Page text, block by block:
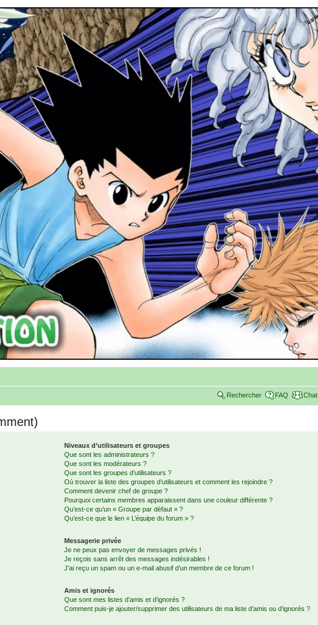
Rechercher FAQ Chat
Niveaux d’utilisateurs et groupes
Que sont les administrateurs ?
Que sont les modérateurs ?
Que sont les groupes d’utilisateurs ?
Où trouver la liste des groupes d’utilisateurs et comment les rejoindre ?
Comment devenir chef de groupe ?
Pourquoi certains membres apparaissent dans une couleur différente ?
Qu’est-ce qu’un « Groupe par défaut » ?
Qu’est-ce que le lien « L’équipe du forum » ?
Messagerie privée
Je ne peux pas envoyer de messages privés !
Je reçois sans arrêt des messages indésirables !
J’ai reçu un spam ou un e-mail abusif d’un membre de ce forum !
Amis et ignorés
Que sont mes listes d’amis et d’ignorés ?
Comment puis-je ajouter/supprimer des utilisateurs de ma liste d’amis ou d’ignorés ?